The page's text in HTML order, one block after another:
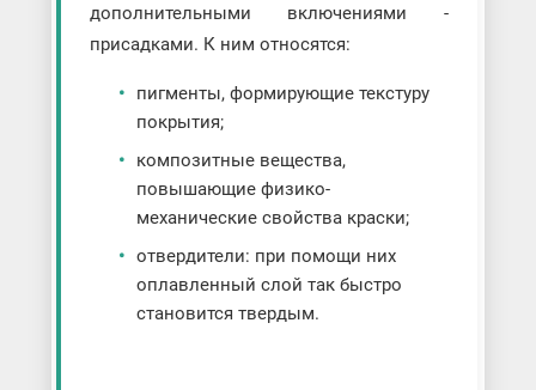
дополнительными включениями -
присадками. К ним относятся:
пигменты, формирующие текстуру
покрытия;
композитные вещества,
повышающие физико-
механические свойства краски;
отвердители: при помощи них
оплавленный слой так быстро
становится твердым.